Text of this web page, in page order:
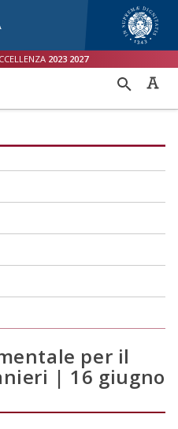
2023 2027
per il
| 16 giugno